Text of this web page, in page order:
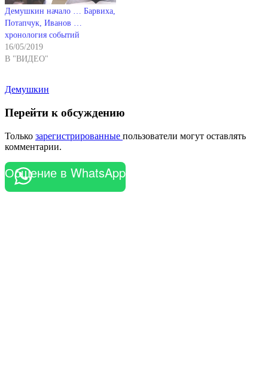
Демушкин начало … Барвиха,
Потапчук, Иванов …
хронология событий
16/05/2019
В "ВИДЕО"
Демушкин
Перейти к обсуждению
Только зарегистрированные пользователи могут оставлять
комментарии.
Общение в WhatsApp